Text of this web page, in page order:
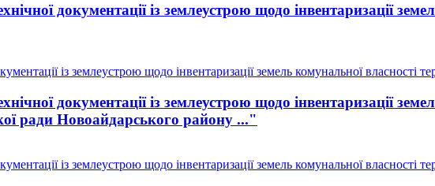
документації із землеустрою щодо інвентаризації
із землеустрою щодо інвентаризації земель комунальної власності
документації із землеустрою щодо інвентаризації
ради Новоайдарського району ..."
із землеустрою щодо інвентаризації земель комунальної власності